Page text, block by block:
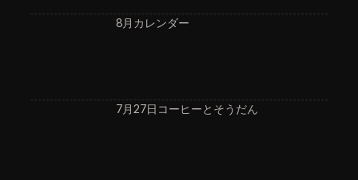
8月カレンダー
7月27日コーヒーとそうだん